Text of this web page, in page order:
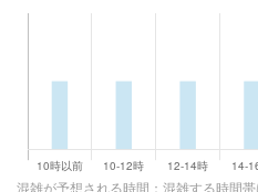
混雑が予想される時間：混雑する時間